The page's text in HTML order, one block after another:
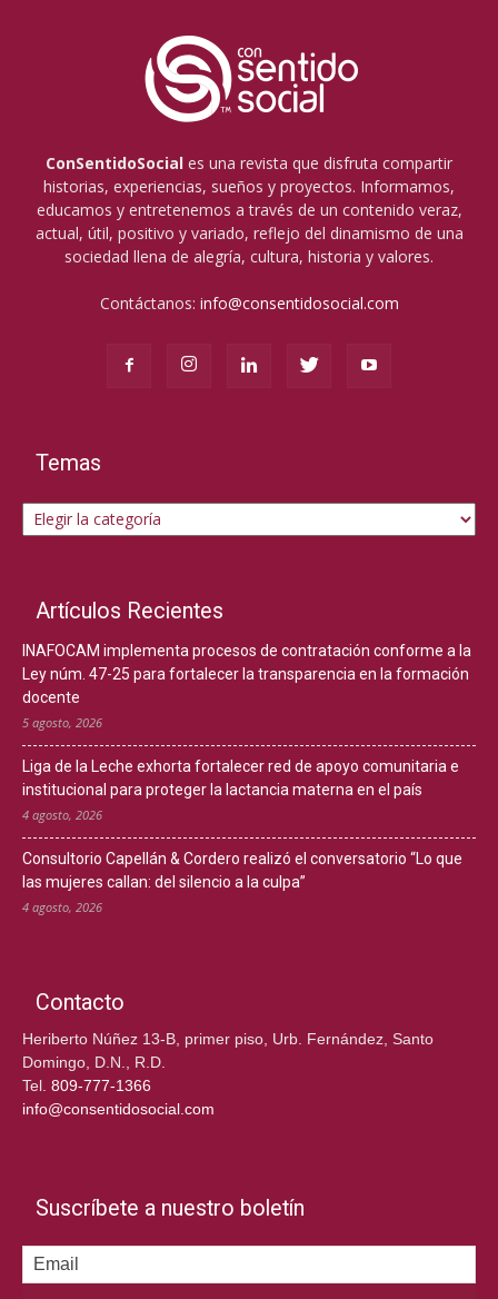
ConSentidoSocial es una revista que disfruta compartir
historias, experiencias, sueños y proyectos. Informamos,
educamos y entretenemos a través de un contenido veraz,
actual, útil, positivo y variado, reflejo del dinamismo de una
sociedad llena de alegría, cultura, historia y valores.
Contáctanos: info@consentidosocial.com
Temas
Temas
Artículos Recientes
INAFOCAM implementa procesos de contratación conforme a la
Ley núm. 47-25 para fortalecer la transparencia en la formación
docente
5 agosto, 2026
Liga de la Leche exhorta fortalecer red de apoyo comunitaria e
institucional para proteger la lactancia materna en el país
4 agosto, 2026
Consultorio Capellán & Cordero realizó el conversatorio “Lo que
las mujeres callan: del silencio a la culpa”
4 agosto, 2026
Contacto
Heriberto Núñez 13-B, primer piso, Urb. Fernández, Santo
Domingo, D.N., R.D.
Tel. 809-777-1366
info@consentidosocial.com
Suscríbete a nuestro boletín